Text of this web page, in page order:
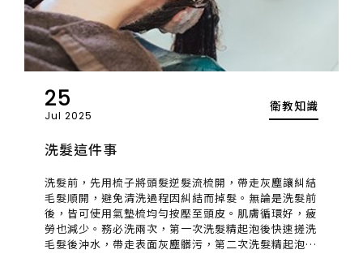
25
Jul 2025
衛教知識
洗髮這件事
洗髮前，先用梳子將頭髮逆髮流梳開，帶走灰塵讓糾結
毛髮順開，避免清洗過程因糾結而掉髮。無論是洗髮前
後，皆可使用氣墊梳均勻按壓至頭皮。肌膚循環好，疲
勞也減少。務必洗兩次，第一次洗髮精起泡後快速搓洗
毛髮後沖水，帶走表面灰塵髒污，第二次洗髮精起泡後